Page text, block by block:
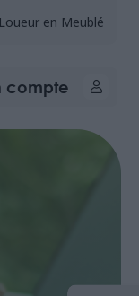
Loueur en Meublé
compte